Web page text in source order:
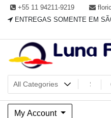
Skip +55 11 94211-9219
ENTREGAS SOMENTE EM
Floricultura
Mariana, SP
Floricultura tradicional, vende
muito mais
My Account